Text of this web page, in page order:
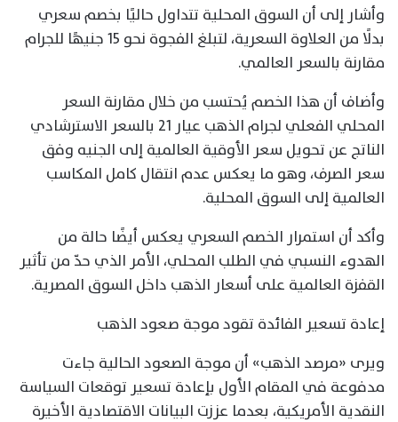
وأشار إلى أن السوق المحلية تتداول حاليًا بخصم سعري
بدلًا من العلاوة السعرية، لتبلغ الفجوة نحو 15 جنيهًا للجرام
مقارنة بالسعر العالمي.
وأضاف أن هذا الخصم يُحتسب من خلال مقارنة السعر
المحلي الفعلي لجرام الذهب عيار 21 بالسعر الاسترشادي
الناتج عن تحويل سعر الأوقية العالمية إلى الجنيه وفق
سعر الصرف، وهو ما يعكس عدم انتقال كامل المكاسب
العالمية إلى السوق المحلية.
وأكد أن استمرار الخصم السعري يعكس أيضًا حالة من
الهدوء النسبي في الطلب المحلي، الأمر الذي حدّ من تأثير
القفزة العالمية على أسعار الذهب داخل السوق المصرية.
إعادة تسعير الفائدة تقود موجة صعود الذهب
ويرى «مرصد الذهب» أن موجة الصعود الحالية جاءت
مدفوعة في المقام الأول بإعادة تسعير توقعات السياسة
النقدية الأمريكية، بعدما عززت البيانات الاقتصادية الأخيرة